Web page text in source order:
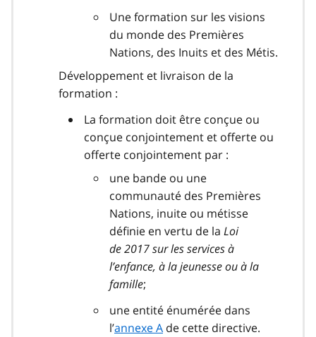
Une formation sur les visions
du monde des Premières
Nations, des Inuits et des Métis.
Développement et livraison de la
formation :
La formation doit être conçue ou
conçue conjointement et offerte ou
offerte conjointement par :
une bande ou une
communauté des Premières
Nations, inuite ou métisse
définie en vertu de la Loi
de 2017 sur les services à
l’enfance, à la jeunesse ou à la
famille;
une entité énumérée dans
l’annexe A de cette directive.